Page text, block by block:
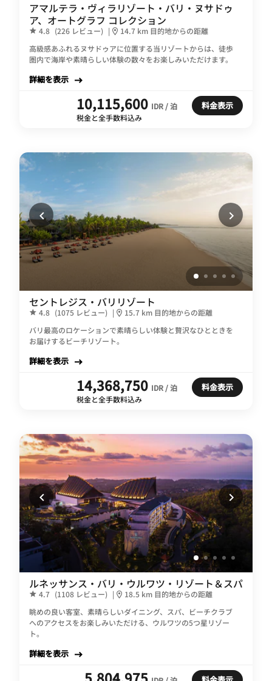
アマルテラ・ヴィラリゾート・バリ・ヌサドゥ
ア、オートグラフ コレクション
4.8 (226 レビュー) |
14.7 km 目的地からの距離
高級感あふれるヌサドゥアに位置する当リゾートからは、徒歩
圏内で海岸や素晴らしい体験の数々をお楽しみいただけます。
詳細を表示
10,115,600 IDR / 泊
税金と全手数料込み
料金表示
セントレジス・バリリゾート
4.8 (1075 レビュー) |
15.7 km 目的地からの距離
バリ最高のロケーションで素晴らしい体験と贅沢なひとときを
お届けするビーチリゾート。
詳細を表示
14,368,750 IDR / 泊
税金と全手数料込み
料金表示
ルネッサンス・バリ・ウルワツ・リゾート＆スパ
4.7 (1108 レビュー) |
18.5 km 目的地からの距離
眺めの良い客室、素晴らしいダイニング、スパ、ビーチクラブ
へのアクセスをお楽しみいただける、ウルワツの5つ星リゾー
ト。
詳細を表示